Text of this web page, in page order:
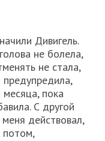
Дивигель.
не болела,
не стала,
пока
С другой
действовал,
потом,